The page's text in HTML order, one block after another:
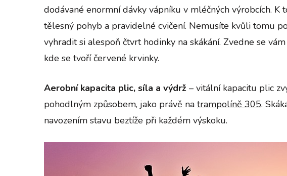
dodávané enormní dávky vápníku v mléčných výrobcích.
tělesný pohyb a pravidelné cvičení. Nemusíte kvůli tomu
vyhradit si alespoň čtvrt hodinky na skákání. Zvedne se
kde se tvoří červené krvinky.
Aerobní kapacita plic, síla a výdrž – vitální kapacitu plic
pohodlným způsobem, jako právě na trampolíně 305.
navozením stavu beztíže při každém výskoku.